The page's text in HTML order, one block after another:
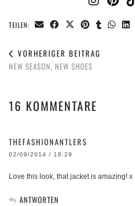
TEILEN:
VORHERIGER BEITRAG
NEW SEASON, NEW SHOES
16 KOMMENTARE
THEFASHIONANTLERS
02/09/2014 / 18:29
Love this look, that jacket is amazing! x
ANTWORTEN